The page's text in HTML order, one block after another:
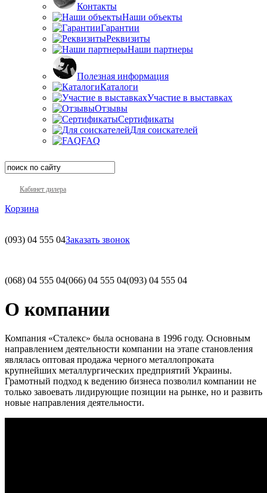
Контакты
Наши объекты
Гарантии
Реквизиты
Наши партнеры
Полезная информация
Каталоги
Участие в выставках
Отзывы
Сертификаты
Для соискателей
FAQ
Кабинет дилера
Корзина
(093) 04 555 04Заказать звонок
(068) 04 555 04(066) 04 555 04(093) 04 555 04
О компании
Компания «Сталекс» была основана в 1996 году. Основным
направлением деятельности компании на этапе становления
являлась оптовая продажа черного металлопроката
крупнейших металлургических предприятий Украины.
Грамотный подход к ведению бизнеса позволил компании не
только завоевать лидирующие позиции на рынке, но и развить
новые направления деятельности.